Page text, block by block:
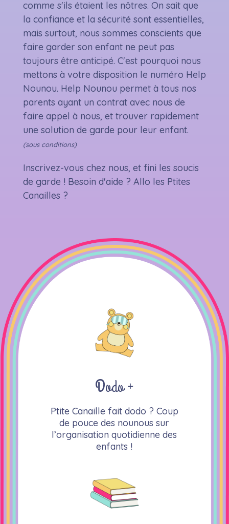
comme s'ils étaient les nôtres. On sait que
la confiance et la sécurité sont essentielles,
mais surtout, nous sommes conscients que
faire garder son enfant ne peut pas
toujours être anticipé. C'est pourquoi nous
mettons à votre disposition le numéro Help
Nounou. Help Nounou permet à tous nos
parents ayant un contrat avec nous de
faire appel à nous, et trouver rapidement
une solution de garde pour leur enfant.
(sous conditions)
Inscrivez-vous chez nous, et fini les soucis
de garde ! Besoin d'aide ? Allo les Ptites
Canailles ?
Dodo +
Ptite Canaille fait dodo ? Coup
de pouce des nounous sur
l’organisation quotidienne des
enfants !